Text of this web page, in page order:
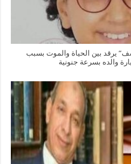
يرقد بين الحياة والموت بسبب
والده بسرعة جنونية